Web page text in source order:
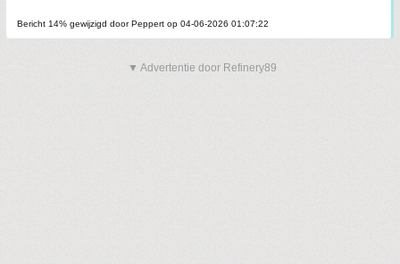
Bericht 14% gewijzigd door Peppert op 04-06-2026 01:07:22
▼ Advertentie door Refinery89